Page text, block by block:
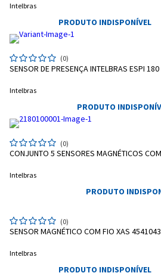
Intelbras
PRODUTO INDISPONÍVEL
(0)
SENSOR DE PRESENÇA INTELBRAS ESPI
Intelbras
PRODUTO
(0)
CONJUNTO 5 SENSORES MAGNÉTICOS
Intelbras
PRODUTO
(0)
SENSOR MAGNÉTICO COM FIO XAS
Intelbras
PRODUTO INDISPONÍVEL